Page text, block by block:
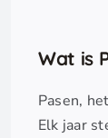
Wat is
Pasen,
Elk jaar